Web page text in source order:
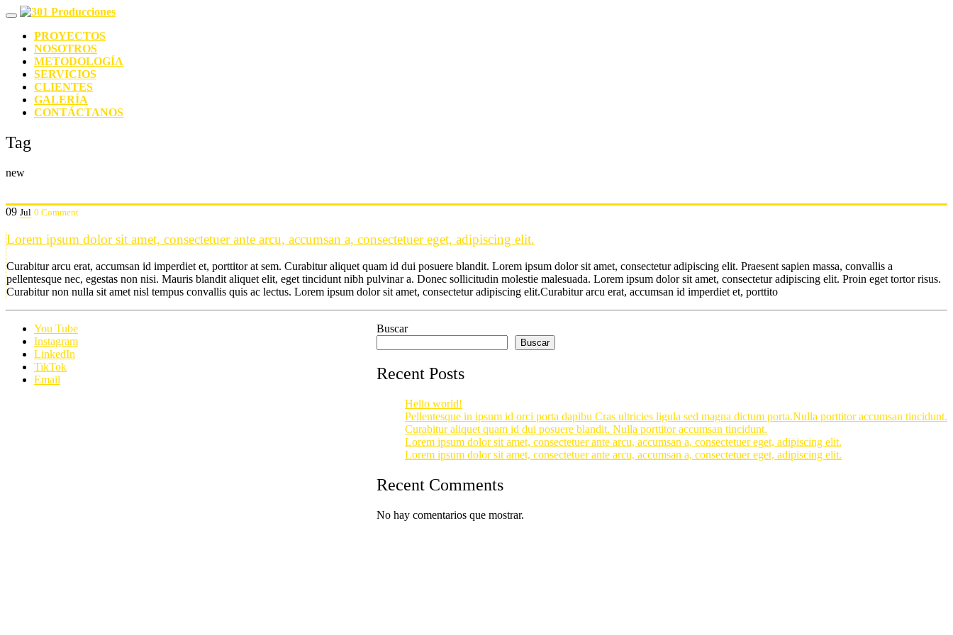
PROYECTOS
NOSOTROS
METODOLOGÍA
SERVICIOS
CLIENTES
GALERÍA
CONTÁCTANOS
Tag
new
09 Jul 0 Comment
Lorem ipsum dolor sit amet, consectetuer ante arcu, accumsan a, consectetuer eget, adipiscing elit.
Curabitur arcu erat, accumsan id imperdiet et, porttitor at sem. Curabitur aliquet quam id dui posuere blandit. Lorem ipsum dolor sit amet, consectetur adipiscing elit. Praesent sapien massa, convallis a
pellentesque nec, egestas non nisi. Mauris blandit aliquet elit, eget tincidunt nibh pulvinar a. Donec sollicitudin molestie malesuada. Lorem ipsum dolor sit amet, consectetur adipiscing elit. Proin eget tortor risus.
Curabitur non nulla sit amet nisl tempus convallis quis ac lectus. Lorem ipsum dolor sit amet, consectetur adipiscing elit.Curabitur arcu erat, accumsan id imperdiet et, porttito
Buscar
Buscar
Recent Posts
Hello world!
Pellentesque in ipsum id orci porta dapibu Cras ultricies ligula sed magna dictum porta.Nulla porttitor accumsan tincidunt.
Curabitur aliquet quam id dui posuere blandit. Nulla porttitor accumsan tincidunt.
Lorem ipsum dolor sit amet, consectetuer ante arcu, accumsan a, consectetuer eget, adipiscing elit.
Lorem ipsum dolor sit amet, consectetuer ante arcu, accumsan a, consectetuer eget, adipiscing elit.
Recent Comments
No hay comentarios que mostrar.
You Tube
Instagram
LinkedIn
TikTok
Email